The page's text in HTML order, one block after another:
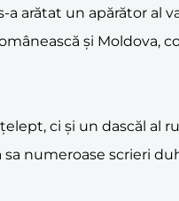
arătat un apărător al
și Moldova,
ci și un dascăl al
numeroase scrieri